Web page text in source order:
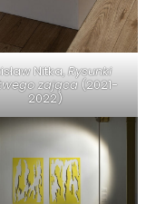
Nitka,Rysunki
zająca (2021-
2022)